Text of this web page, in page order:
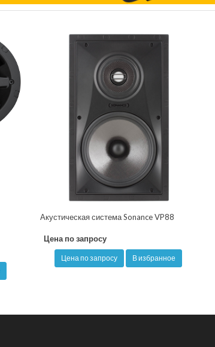
Акустическая система Sonance VP88
Цена по запросу
Цена по запросу В избранное